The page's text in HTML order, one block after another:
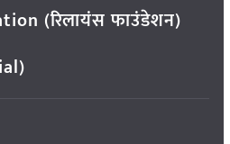
(रिलायंस फाउंडेशन)